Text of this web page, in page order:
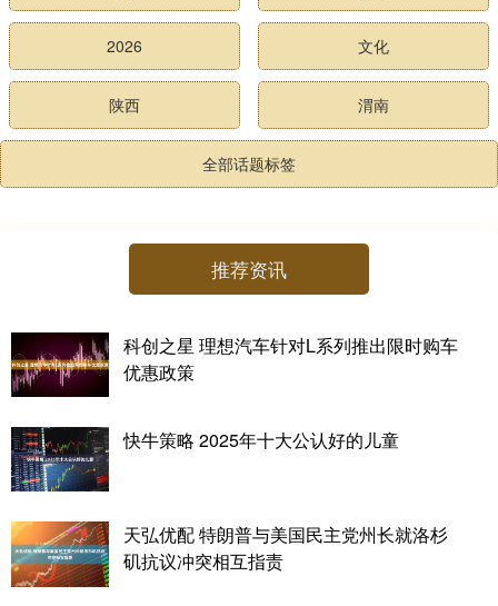
2026 文化
陕西 渭南
全部话题标签
推荐资讯
科创之星 理想汽车针对L系列推出限时购车
优惠政策
快牛策略 2025年十大公认好的儿童
天弘优配 特朗普与美国民主党州长就洛杉
矶抗议冲突相互指责